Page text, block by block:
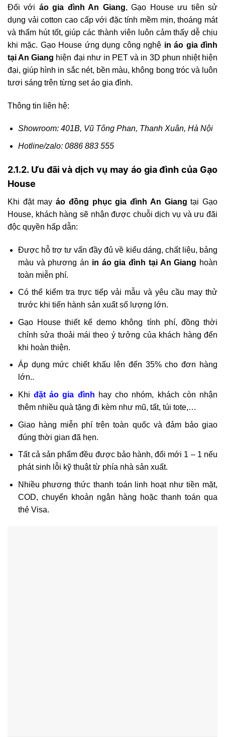
Đối với áo gia đình An Giang, Gạo House ưu tiên sử
dụng vải cotton cao cấp với đặc tính mềm mịn, thoáng mát
và thấm hút tốt, giúp các thành viên luôn cảm thấy dễ chịu
khi mặc. Gạo House ứng dụng công nghệ in áo gia đình
tại An Giang hiện đại như in PET và in 3D phun nhiệt hiện
đại, giúp hình in sắc nét, bền màu, không bong tróc và luôn
tươi sáng trên từng set áo gia đình.
Thông tin liên hệ:
Showroom: 401B, Vũ Tông Phan, Thanh Xuân, Hà Nội
Hotline/zalo: 0886 883 555
2.1.2. Ưu đãi và dịch vụ may áo gia đình của Gạo
House
Khi đặt may áo đồng phục gia đình An Giangtại Gạo
House, khách hàng sẽ nhận được chuỗi dịch vụ và ưu đãi
độc quyền hấp dẫn:
Được hỗ trợ tư vấn đầy đủ về kiểu dáng, chất liệu, bảng
màu và phương án in áo gia đình tại An Giang hoàn
toàn miễn phí.
Có thể kiểm tra trực tiếp vải mẫu và yêu cầu may thử
trước khi tiến hành sản xuất số lượng lớn.
Gạo House thiết kế demo không tính phí, đồng thời
chỉnh sửa thoải mái theo ý tưởng của khách hàng đến
khi hoàn thiện.
Áp dụng mức chiết khấu lên đến 35% cho đơn hàng
lớn..
Khiđặt áo gia đình hay cho nhóm, khách còn nhận
thêm nhiều quà tặng đi kèm như mũ, tất, túi tote,…
Giao hàng miễn phí trên toàn quốc và đảm bảo giao
đúng thời gian đã hẹn.
Tất cả sản phẩm đều được bảo hành, đổi mới 1 – 1 nếu
phát sinh lỗi kỹ thuật từ phía nhà sản xuất.
Nhiều phương thức thanh toán linh hoạt như tiền mặt,
COD, chuyển khoản ngân hàng hoặc thanh toán qua
thẻ Visa.